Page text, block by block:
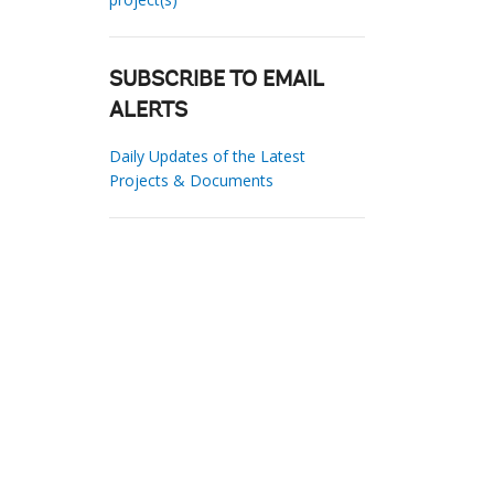
SUBSCRIBE TO EMAIL
ALERTS
Daily Updates of the Latest
Projects & Documents